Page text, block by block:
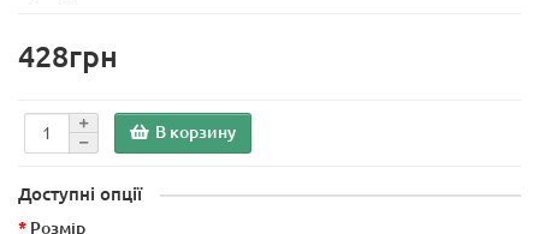
428грн
В корзину
Доступні опції
Розмір